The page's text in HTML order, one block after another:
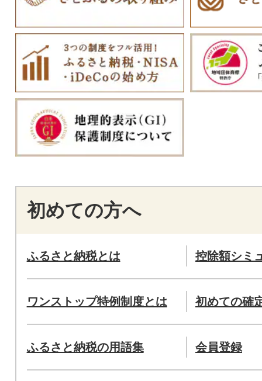
初めての方へ
ふるさと納税とは 控除額シミ
ワンストップ特例制度とは 初めての確
ふるさと納税の用語集 会員登録